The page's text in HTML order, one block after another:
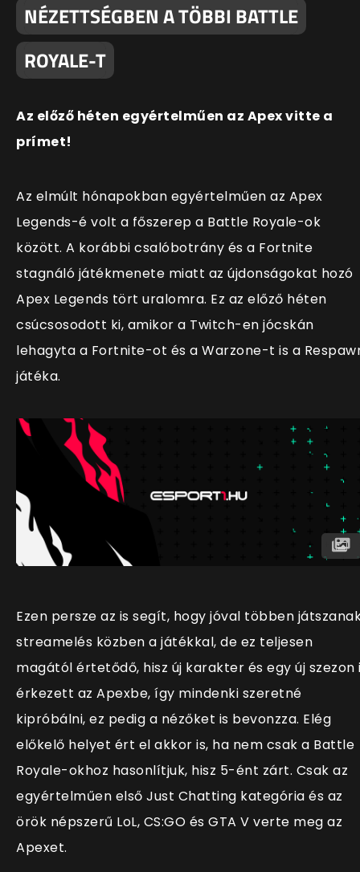
NÉZETTSÉGBEN A TÖBBI BATTLE
ROYALE-T
Az előző héten egyértelműen az Apex vitte a
prímet!
Az elmúlt hónapokban egyértelműen az Apex
Legends-é volt a főszerep a Battle Royale-ok
között. A korábbi csalóbotrány és a Fortnite
stagnáló játékmenete miatt az újdonságokat hozó
Apex Legends tört uralomra. Ez az előző héten
csúcsosodott ki, amikor a Twitch-en jócskán
lehagyta a Fortnite-ot és a Warzone-t is a
játéka.
Ezen persze az is segít, hogy jóval többen
streamelés közben a játékkal, de ez teljesen
magától értetődő, hisz új karakter és egy új szezon
érkezett az Apexbe, így mindenki szeretné
kipróbálni, ez pedig a nézőket is bevonzza. Elég
előkelő helyet ért el akkor is, ha nem csak a Battle
Royale-okhoz hasonlítjuk, hisz 5-ént zárt. Csak az
egyértelműen első Just Chatting kategória és az
örök népszerű LoL, CS:GO és GTA V verte meg az
Apexet.